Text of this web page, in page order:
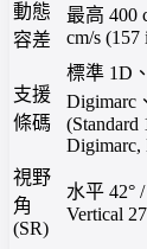
動態
容差
最高 400
cm/s (157
支援
條碼
標準 1D
Digimarc
(Standard
Digimarc,
視野
角
(SR)
水平 42°
Vertical